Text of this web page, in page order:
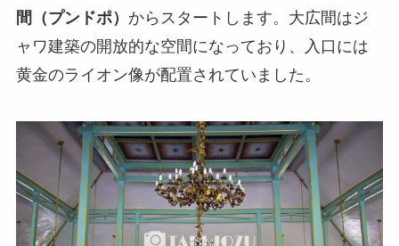
間（プンドポ） からスタートします。大広間はジ
ャワ建築の開放的な空間になっており、入口には
黄金のライオン像が配置されていました。